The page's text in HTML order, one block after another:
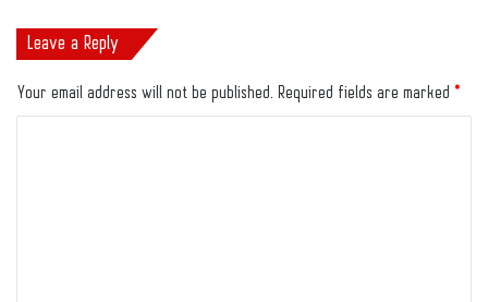
Leave a Reply
Your email address will not be published. Required fields are marked *